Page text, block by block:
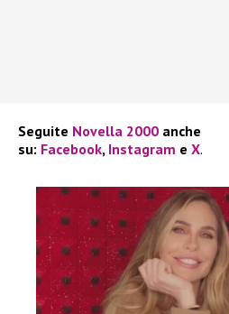
Seguite Novella 2000 anche
su: Facebook, Instagram e X.